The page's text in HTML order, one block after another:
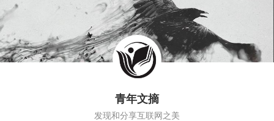
青年文摘
发现和分享互联网之美